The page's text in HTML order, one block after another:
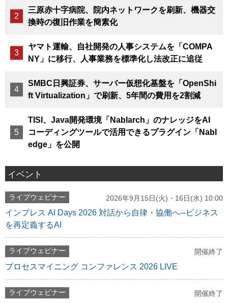
三原赤十字病院、院内ネットワークを刷新、機器交
換時の復旧作業を簡素化
ヤマト運輸、自社開発の人事システムを「COMPA
NY」に移行、人事業務を標準化し法改正に追従
SMBC日興証券、サーバー仮想化基盤を「OpenShi
ft Virtualization」で刷新、5年間の費用を2割減
TISI、Java開発環境「Nablarch」のナレッジをAI
コーディングツールで活用できるプラグイン「Nabl
edge」を公開
イベント
ライブウェビナー 2026年9月15日(火)・16日(水) 10:00
インプレス AI Days 2026 対話から自律・協働へ─ビジネス
を再定義するAI
ライブウェビナー 開催終了
プロセスマイニング コンファレンス 2026 LIVE
ライブウェビナー 開催終了